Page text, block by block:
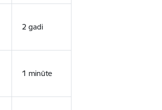
2 gadi
1 minūte